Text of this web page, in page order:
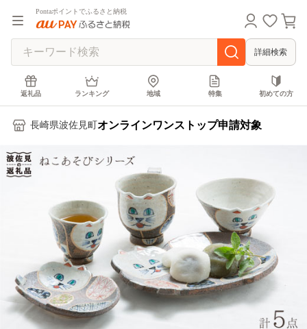
Pontaポイントでふるさと納税
詳細検索
返礼品 ランキング 地域 特集 初めての方
長崎県波佐見町 オンラインワンストップ申請対象